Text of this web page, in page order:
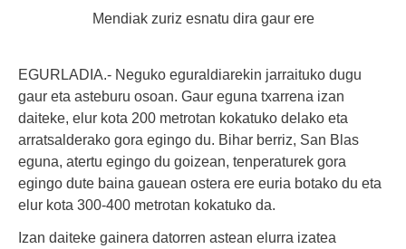
Mendiak zuriz esnatu dira gaur ere
EGURLADIA.- Neguko eguraldiarekin jarraituko dugu
gaur eta asteburu osoan. Gaur eguna txarrena izan
daiteke, elur kota 200 metrotan kokatuko delako eta
arratsalderako gora egingo du. Bihar berriz, San Blas
eguna, atertu egingo du goizean, tenperaturek gora
egingo dute baina gauean ostera ere euria botako du eta
elur kota 300-400 metrotan kokatuko da.
Izan daiteke gainera datorren astean elurra izatea